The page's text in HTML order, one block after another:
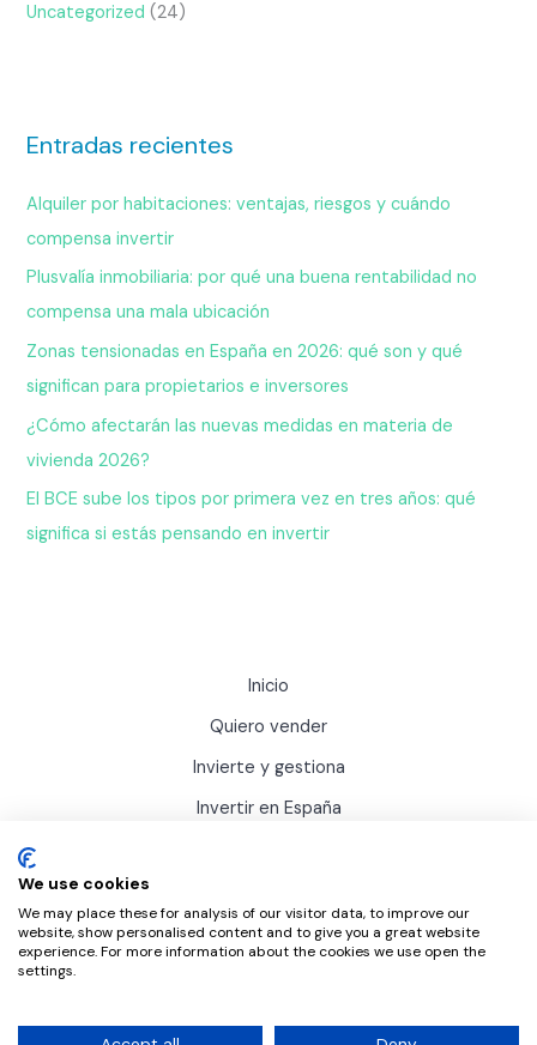
Uncategorized (24)
Entradas recientes
Alquiler por habitaciones: ventajas, riesgos y cuándo
compensa invertir
Plusvalía inmobiliaria: por qué una buena rentabilidad no
compensa una mala ubicación
Zonas tensionadas en España en 2026: qué son y qué
significan para propietarios e inversores
¿Cómo afectarán las nuevas medidas en materia de
vivienda 2026?
El BCE sube los tipos por primera vez en tres años: qué
significa si estás pensando en invertir
Inicio
Quiero vender
Invierte y gestiona
Invertir en España
We use cookies
We may place these for analysis of our visitor data, to improve our
website, show personalised content and to give you a great website
experience. For more information about the cookies we use open the
settings.